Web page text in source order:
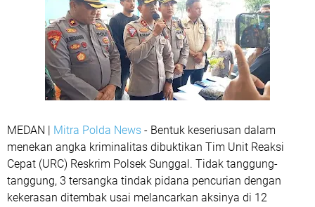
MEDAN | Mitra Polda News - Bentuk keseriusan dalam
menekan angka kriminalitas dibuktikan Tim Unit Reaksi
Cepat (URC) Reskrim Polsek Sunggal. Tidak tanggung-
tanggung, 3 tersangka tindak pidana pencurian dengan
kekerasan ditembak usai melancarkan aksinya di 12